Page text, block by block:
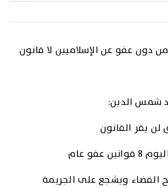
عفو عن الإسلاميين لا قانون
شمس الدين:
يقر القانون
عفو عام
القضاء ويشجع على الجريمة